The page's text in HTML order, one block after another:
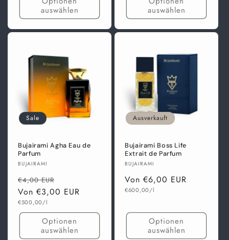
auswählen
auswählen
Sale
Bujairami Agha Eau de
Parfum
Anbieter:
BUJAIRAMI
Normaler
Preis
€4,00 EUR
Von €3,00 EUR
Grundpreis
€500,00/l
Optionen
auswählen
Ausverkauft
Bujairami Boss Life
Extrait de Parfum
Anbieter:
BUJAIRAMI
Normaler
Preis
Von €6,00 EUR
Grundpreis
€600,00/l
Optionen
auswählen